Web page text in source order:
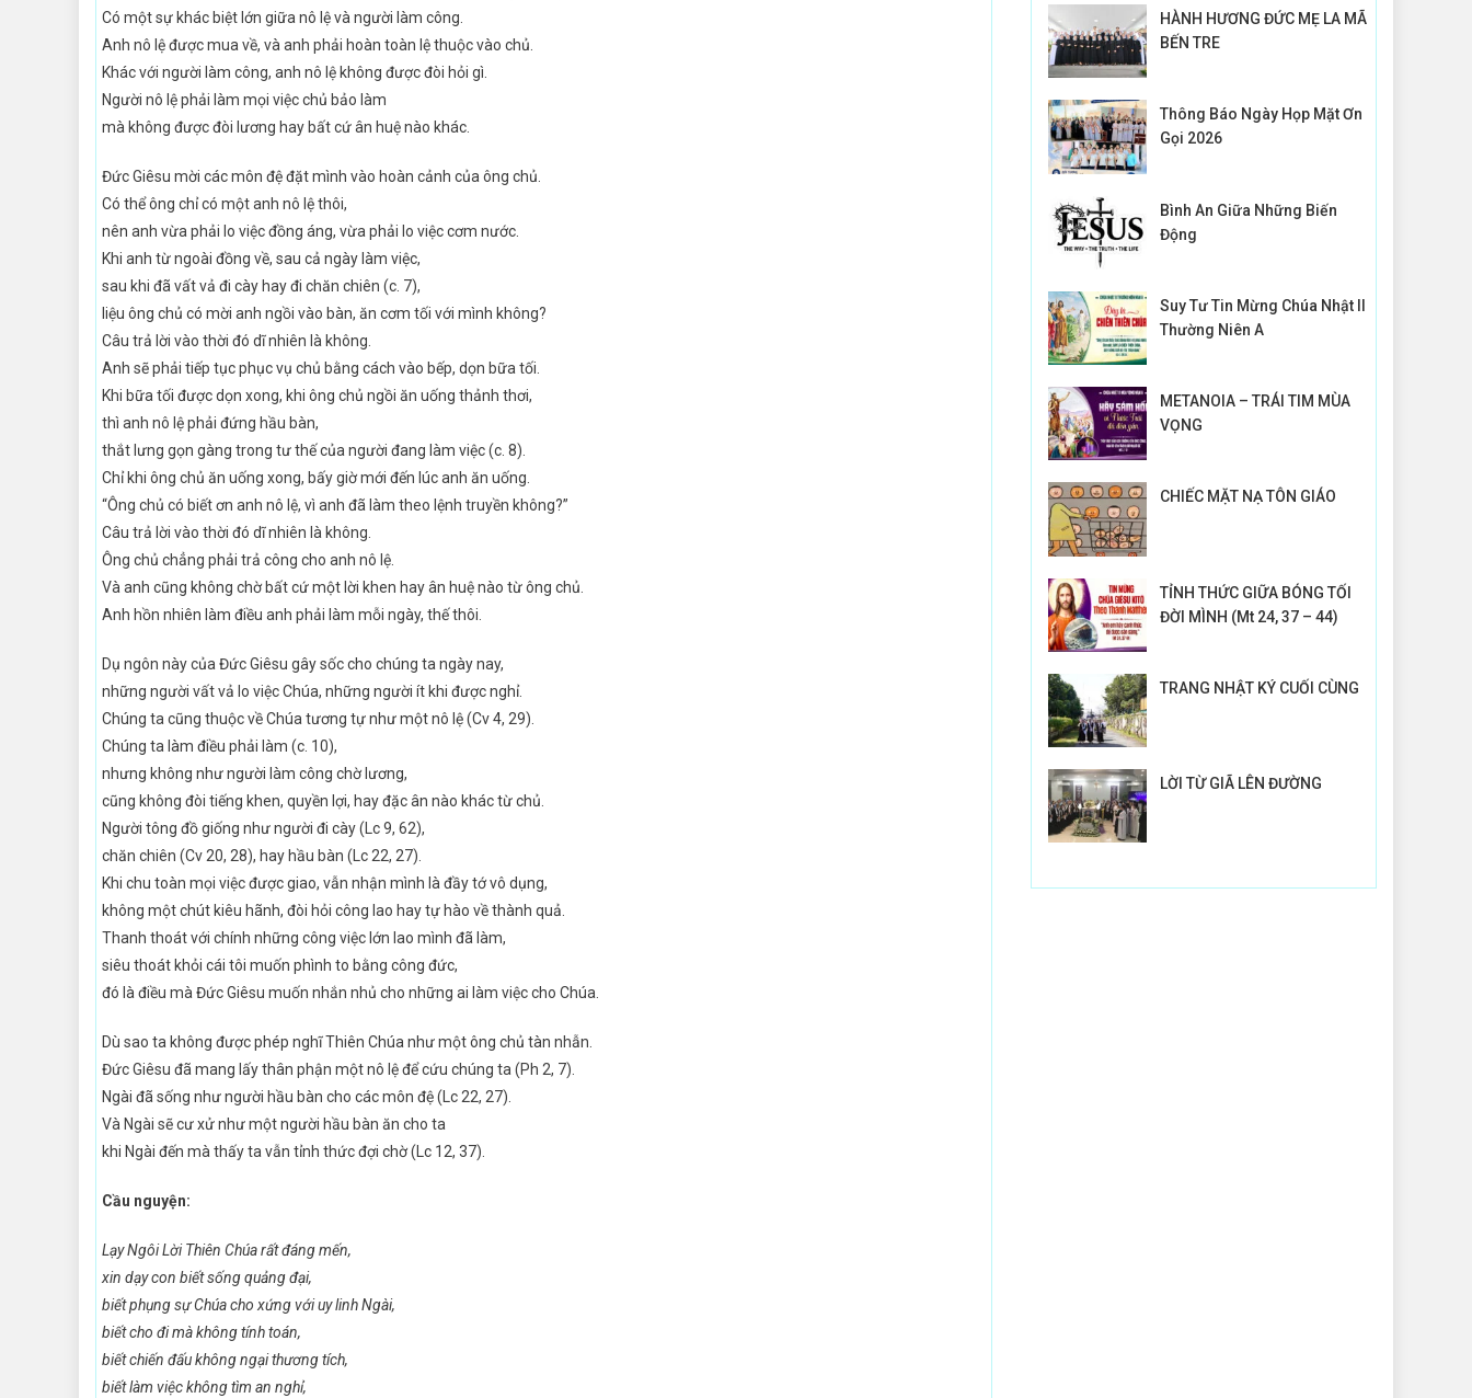
Có một sự khác biệt lớn giữa nô lệ và người làm công.
Anh nô lệ được mua về, và anh phải hoàn toàn lệ thuộc vào chủ.
Khác với người làm công, anh nô lệ không được đòi hỏi gì.
Người nô lệ phải làm mọi việc chủ bảo làm
mà không được đòi lương hay bất cứ ân huệ nào khác.
Đức Giêsu mời các môn đệ đặt mình vào hoàn cảnh của ông chủ.
Có thể ông chỉ có một anh nô lệ thôi,
nên anh vừa phải lo việc đồng áng, vừa phải lo việc cơm nước.
Khi anh từ ngoài đồng về, sau cả ngày làm việc,
sau khi đã vất vả đi cày hay đi chăn chiên (c. 7),
liệu ông chủ có mời anh ngồi vào bàn, ăn cơm tối với mình không?
Câu trả lời vào thời đó dĩ nhiên là không.
Anh sẽ phải tiếp tục phục vụ chủ bằng cách vào bếp, dọn bữa tối.
Khi bữa tối được dọn xong, khi ông chủ ngồi ăn uống thảnh thơi,
thì anh nô lệ phải đứng hầu bàn,
thắt lưng gọn gàng trong tư thế của người đang làm việc (c. 8).
Chỉ khi ông chủ ăn uống xong, bấy giờ mới đến lúc anh ăn uống.
“Ông chủ có biết ơn anh nô lệ, vì anh đã làm theo lệnh truyền không?”
Câu trả lời vào thời đó dĩ nhiên là không.
Ông chủ chẳng phải trả công cho anh nô lệ.
Và anh cũng không chờ bất cứ một lời khen hay ân huệ nào từ ông chủ.
Anh hồn nhiên làm điều anh phải làm mỗi ngày, thế thôi.
Dụ ngôn này của Đức Giêsu gây sốc cho chúng ta ngày nay,
những người vất vả lo việc Chúa, những người ít khi được nghỉ.
Chúng ta cũng thuộc về Chúa tương tự như một nô lệ (Cv 4, 29).
Chúng ta làm điều phải làm (c. 10),
nhưng không như người làm công chờ lương,
cũng không đòi tiếng khen, quyền lợi, hay đặc ân nào khác từ chủ.
Người tông đồ giống như người đi cày (Lc 9, 62),
chăn chiên (Cv 20, 28), hay hầu bàn (Lc 22, 27).
Khi chu toàn mọi việc được giao, vẫn nhận mình là đầy tớ vô dụng,
không một chút kiêu hãnh, đòi hỏi công lao hay tự hào về thành quả.
Thanh thoát với chính những công việc lớn lao mình đã làm,
siêu thoát khỏi cái tôi muốn phình to bằng công đức,
đó là điều mà Đức Giêsu muốn nhắn nhủ cho những ai làm việc cho Chúa.
Dù sao ta không được phép nghĩ Thiên Chúa như một ông chủ tàn nhẫn.
Đức Giêsu đã mang lấy thân phận một nô lệ để cứu chúng ta (Ph 2, 7).
Ngài đã sống như người hầu bàn cho các môn đệ (Lc 22, 27).
Và Ngài sẽ cư xử như một người hầu bàn ăn cho ta
khi Ngài đến mà thấy ta vẫn tỉnh thức đợi chờ (Lc 12, 37).
Cầu nguyện:
Lạy Ngôi Lời Thiên Chúa rất đáng mến,
xin dạy con biết sống quảng đại,
biết phụng sự Chúa cho xứng với uy linh Ngài,
biết cho đi mà không tính toán,
biết chiến đấu không ngại thương tích,
biết làm việc không tìm an nghỉ,
HÀNH HƯƠNG ĐỨC MẸ LA MÃ
BẾN TRE
Thông Báo Ngày Họp Mặt Ơn
Gọi 2026
Bình An Giữa Những Biến
Động
Suy Tư Tin Mừng Chúa Nhật II
Thường Niên A
METANOIA – TRÁI TIM MÙA
VỌNG
CHIẾC MẶT NẠ TÔN GIÁO
TỈNH THỨC GIỮA BÓNG TỐI
ĐỜI MÌNH (Mt 24, 37 – 44)
TRANG NHẬT KÝ CUỐI CÙNG
LỜI TỪ GIÃ LÊN ĐƯỜNG